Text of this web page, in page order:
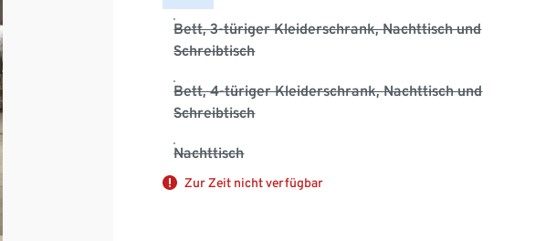
Bett, 3-türiger Kleiderschrank, Nachttisch und
Schreibtisch
Bett, 4-türiger Kleiderschrank, Nachttisch und
Schreibtisch
Nachttisch
Zur Zeit nicht verfügbar